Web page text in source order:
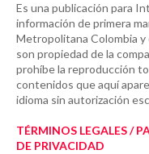
Es una publicación para
información de primera
Metropolitana Colombia y
son propiedad de la
prohíbe la reproducción
contenidos que aquí
idioma sin autorización
TÉRMINOS LEGALES /
DE PRIVACIDAD